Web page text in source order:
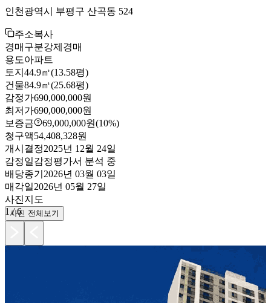
인천광역시 부평구 산곡동 524
주소복사
경매구분강제경매
용도아파트
토지 44.9㎡(13.58평)
건물84.9㎡(25.68평)
감정가690,000,000원
최저가690,000,000원
보증금
69,000,000원(10%)
청구액54,408,328원
개시결정2025년 12월 24일
감정일감정평가서 분석 중
배당종기 2026년 03월 03일
매각일2026년 05월 27일
사진지도
1 /6
사진 전체보기